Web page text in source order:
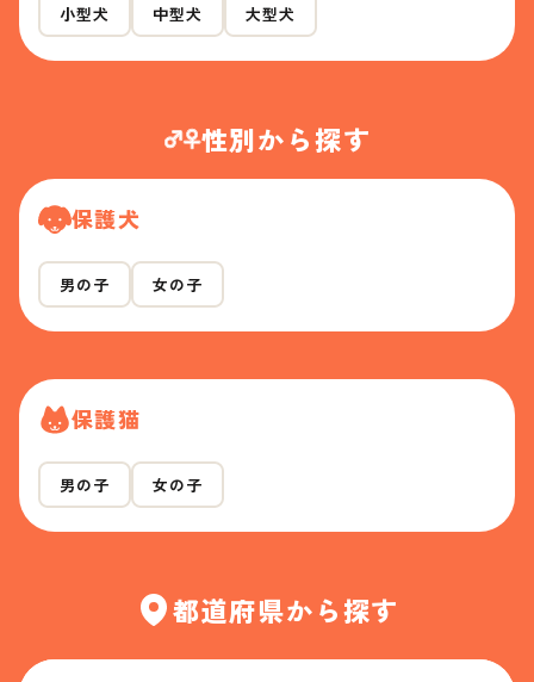
小型犬 中型犬 大型犬
性別から探す
保護犬
男の子 女の子
保護猫
男の子 女の子
都道府県から探す